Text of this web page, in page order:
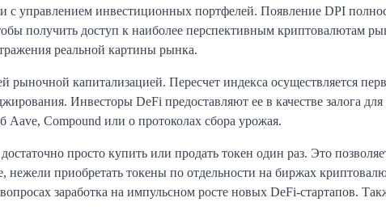
с управлением инвестиционных портфелей. Появление DPI
получить доступ к наиболее перспективным криптовалютам
реальной картины рынка.
капитализацией. Пересчет индекса осуществляется
Инвесторы DeFi предоставляют ее в качестве залога
Compound или о протоколах сбора урожая.
просто купить или продать токен один раз. Это
нежели приобретать токены по отдельности на биржах
заработка на импульсном росте новых DeFi-стартапов.